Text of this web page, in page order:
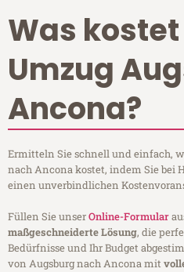
Was
Umzug
Ancona?
Ermitteln Sie schnell und einfach,
nach Ancona kostet, indem Sie bei
einen unverbindlichen
Füllen Sie unserOnline-Formular
maßgeschneiderte Lösung, die
Bedürfnisse und Ihr Budget
von Augsburg nach Ancona mit